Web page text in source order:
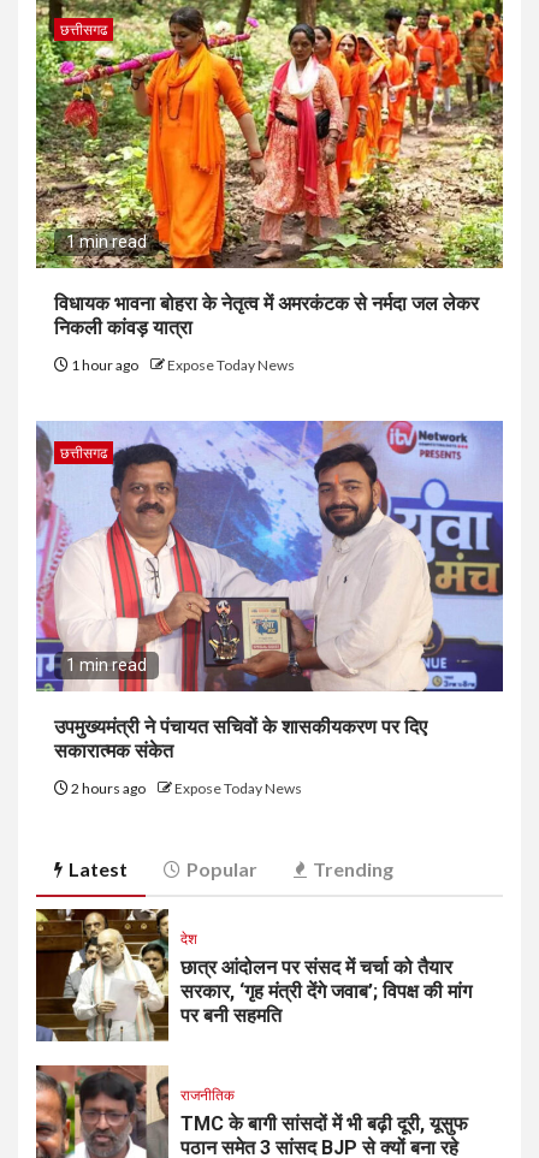
छत्तीसगढ
1 min read
विधायक भावना बोहरा के नेतृत्व में अमरकंटक से नर्मदा जल लेकर
निकली कांवड़ यात्रा
1 hour ago Expose Today News
छत्तीसगढ
1 min read
उपमुख्यमंत्री ने पंचायत सचिवों के शासकीयकरण पर दिए
सकारात्मक संकेत
2 hours ago Expose Today News
Latest Popular Trending
देश
छात्र आंदोलन पर संसद में चर्चा को तैयार
सरकार, ‘गृह मंत्री देंगे जवाब’; विपक्ष की मांग
पर बनी सहमति
राजनीतिक
TMC के बागी सांसदों में भी बढ़ी दूरी, यूसुफ
पठान समेत 3 सांसद BJP से क्यों बना रहे